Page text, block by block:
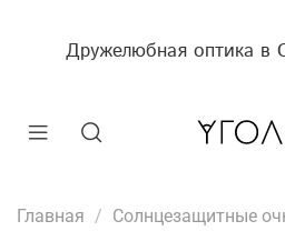
Дружелюбная оптика в
Главная
Солнцезащитные